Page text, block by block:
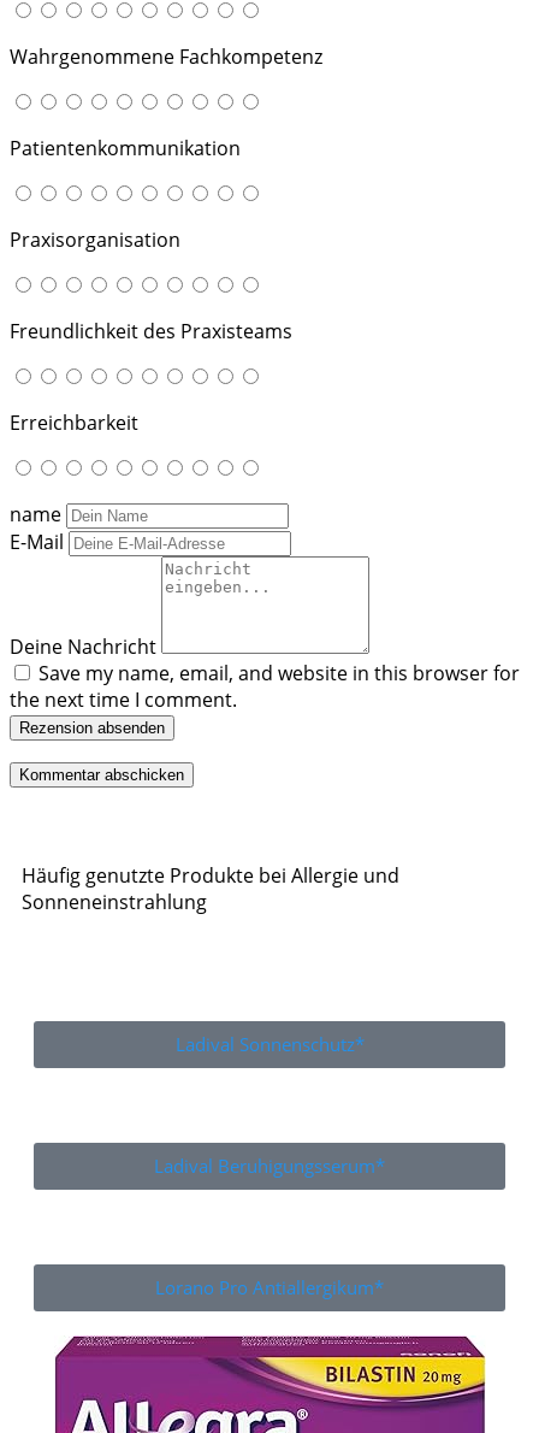
Wahrgenommene Fachkompetenz
Patientenkommunikation
Praxisorganisation
Freundlichkeit des Praxisteams
Erreichbarkeit
name
E-Mail
Deine Nachricht
Save my name, email, and website in this browser for
the next time I comment.
Rezension absenden
Häufig genutzte Produkte bei Allergie und
Sonneneinstrahlung
Ladival Sonnenschutz*
Ladival Beruhigungsserum*
Lorano Pro Antiallergikum*